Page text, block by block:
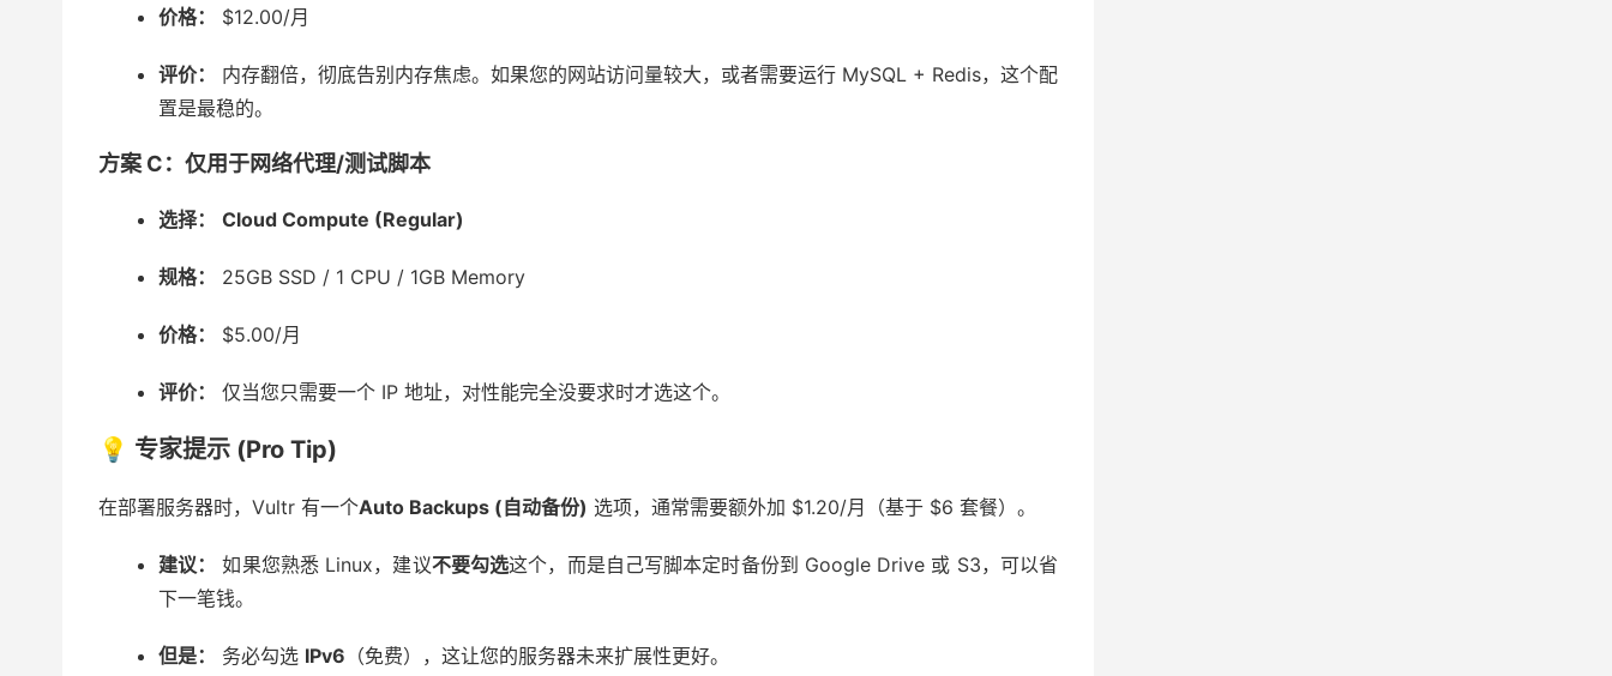
价格： $12.00/月
评价：
内存翻倍，彻底告别内存焦虑。如果您的网站访问量较大，或者需要运行 MySQL + Redis，这个配
置是最稳的。
方案 C：仅用于网络代理/测试脚本
选择： Cloud Compute (Regular)
规格： 25GB SSD / 1 CPU / 1GB Memory
价格： $5.00/月
评价： 仅当您只需要一个 IP 地址，对性能完全没要求时才选这个。
💡 专家提示 (Pro Tip)
在部署服务器时，Vultr 有一个Auto Backups (自动备份) 选项，通常需要额外加 $1.20/月（基于 $6 套餐）。
建议： 如果您熟悉 Linux，建议不要勾选这个，而是自己写脚本定时备份到 Google Drive 或 S3，可以省
下一笔钱。
但是： 务必勾选 IPv6 （免费），这让您的服务器未来扩展性更好。